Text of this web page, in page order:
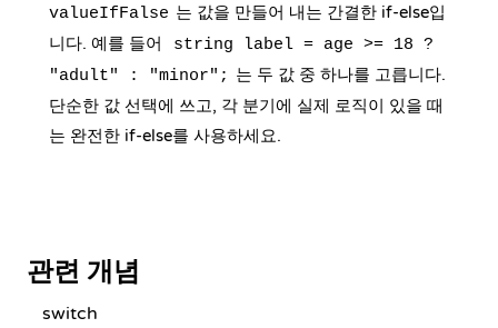
valueIfFalse 는 값을 만들어 내는 간결한 if-else입
니다. 예를 들어
string label = age >= 18 ?
"adult" : "minor"; 는 두 값 중 하나를 고릅니다.
단순한 값 선택에 쓰고, 각 분기에 실제 로직이 있을 때
는 완전한 if-else를 사용하세요.
관련 개념
switch